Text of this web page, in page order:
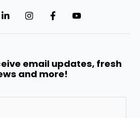
email updates, fresh
and more!